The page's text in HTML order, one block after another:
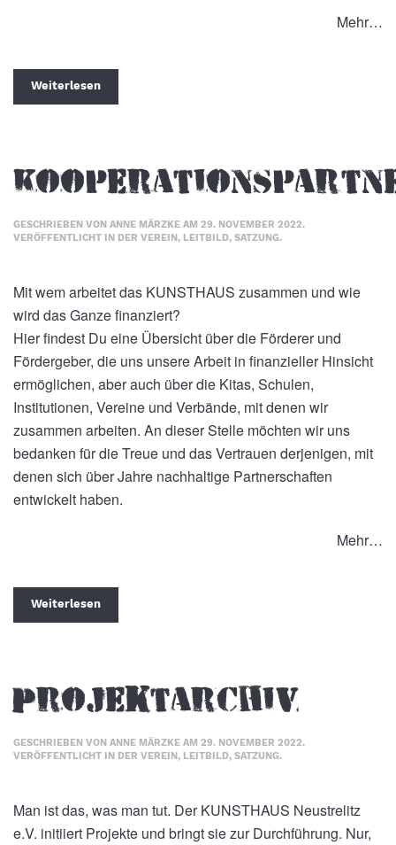
Mehr…
Weiterlesen
GESCHRIEBEN VON ANNE MÄRZKE AM 29. NOVEMBER 2022.
VERÖFFENTLICHT IN DER VEREIN, LEITBILD, SATZUNG.
Mit wem arbeitet das KUNSTHAUS zusammen und wie
wird das Ganze finanziert?
Hier findest Du eine Übersicht über die Förderer und
Fördergeber, die uns unsere Arbeit in finanzieller Hinsicht
ermöglichen, aber auch über die Kitas, Schulen,
Institutionen, Vereine und Verbände, mit denen wir
zusammen arbeiten. An dieser Stelle möchten wir uns
bedanken für die Treue und das Vertrauen derjenigen, mit
denen sich über Jahre nachhaltige Partnerschaften
entwickelt haben.
Mehr…
Weiterlesen
Projektarchiv
GESCHRIEBEN VON ANNE MÄRZKE AM 29. NOVEMBER 2022.
VERÖFFENTLICHT IN DER VEREIN, LEITBILD, SATZUNG.
Man ist das, was man tut. Der KUNSTHAUS Neustrelitz
e.V. initiiert Projekte und bringt sie zur Durchführung. Nur,